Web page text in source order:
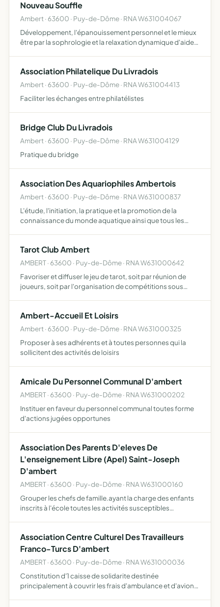
de tous types d…
Nouveau Souffle
Ambert · 63600 · Puy-de-Dôme · RNA W631004067
Développement, l'épanouissement personnel et le mieux
être par la sophrologie et la relaxation dynamique d'aider
Association Philatelique Du Livradois
Ambert · 63600 · Puy-de-Dôme · RNA W631004413
Faciliter les échanges entre philatélistes
Bridge Club Du Livradois
Ambert · 63600 · Puy-de-Dôme · RNA W631004129
Pratique du bridge
Association Des Aquariophiles Ambertois
Ambert · 63600 · Puy-de-Dôme · RNA W631000837
L'étude, l'initiation, la pratique et la promotion de la
connaissance du monde aquatique ainsi que tous les
Tarot Club Ambert
AMBERT · 63600 · Puy-de-Dôme · RNA W631000642
Favoriser et diffuser le jeu de tarot, soit par réunion de
joueurs, soit par l'organisation de compétitions sous
Ambert-Accueil Et Loisirs
Ambert · 63600 · Puy-de-Dôme · RNA W631000325
Proposer à ses adhérents et à toutes personnes qui la
sollicitent des activités de loisirs
Amicale Du Personnel Communal D'ambert
AMBERT · 63600 · Puy-de-Dôme · RNA W631000202
Instituer en faveur du personnel communal toutes forme
d'actions jugées opportunes
Association Des Parents D'eleves De
L'enseignement Libre (Apel) Saint-Joseph
D'ambert
AMBERT · 63600 · Puy-de-Dôme · RNA W631000160
Grouper les chefs de famille.ayant la charge des enfants
inscrits à l'école toutes les activités susceptibles
Association Centre Culturel Des Travailleurs
Franco-Turcs D'ambert
AMBERT · 63600 · Puy-de-Dôme · RNA W631000036
Constitution d'1 caisse de solidarite destinée
principalement à couvrir les frais d'ambulance et d'avion